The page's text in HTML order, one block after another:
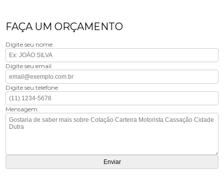
FAÇA UM ORÇAMENTO
Digite seu nome
Digite seu email
Digite seu telefone
Mensagem